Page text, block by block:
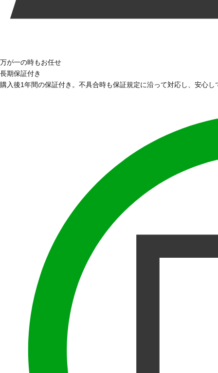
万が一の時もお任せ
長期保証付き
購入後1年間の保証付き。不具合時も保証規定に沿って対応し、安心